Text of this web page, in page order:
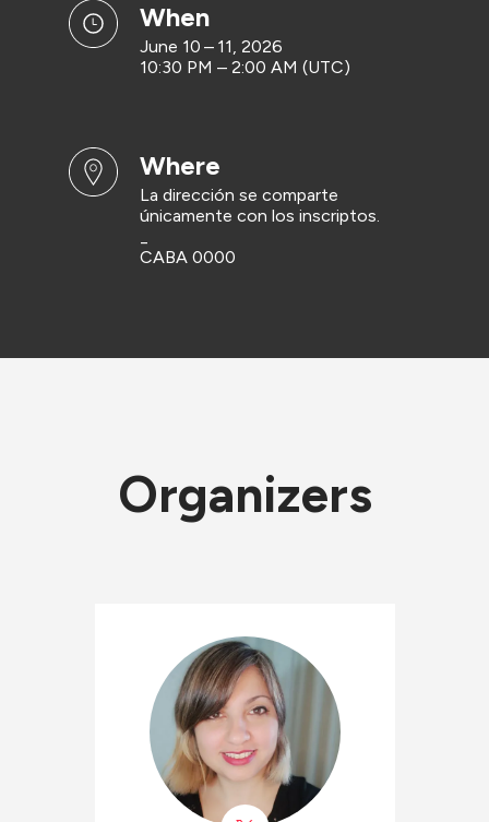
when
June 10 – 11, 2026
10:30 PM – 2:00 AM (UTC)
where
La dirección se comparte
únicamente con los inscriptos.
CABA 0000
Organizers